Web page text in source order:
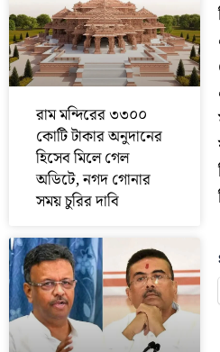
রাম মন্দিরের ৩৩০০
কোটি টাকার অনুদানের
হিসেব মিলে গেল
অডিটে, নগদ গোনার
সময় চুরির দাবি